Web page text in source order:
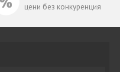
цени без конкуренция